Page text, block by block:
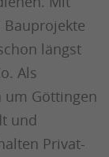
längst
Als
um Göttingen
und
Privat-